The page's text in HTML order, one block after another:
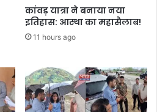
कांवड़ यात्रा ने बनाया नया
इतिहास: आस्था का महासैलाब!
11 hours ago